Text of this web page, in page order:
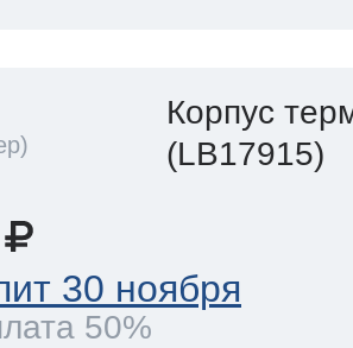
Корпус
(LB17915)
30 ноября
50%